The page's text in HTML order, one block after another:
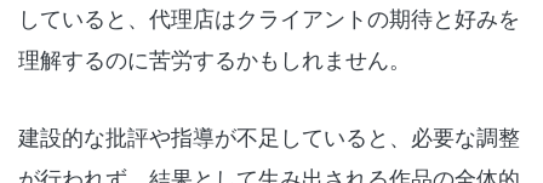
していると、代理店はクライアントの期待と好みを
理解するのに苦労するかもしれません。
建設的な批評や指導が不足していると、必要な調整